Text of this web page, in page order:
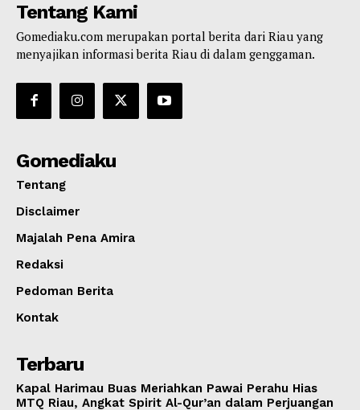
Tentang Kami
Gomediaku.com merupakan portal berita dari Riau yang
menyajikan informasi berita Riau di dalam genggaman.
Gomediaku
Tentang
Disclaimer
Majalah Pena Amira
Redaksi
Pedoman Berita
Kontak
Terbaru
Kapal Harimau Buas Meriahkan Pawai Perahu Hias
MTQ Riau, Angkat Spirit Al-Qur’an dalam Perjuangan